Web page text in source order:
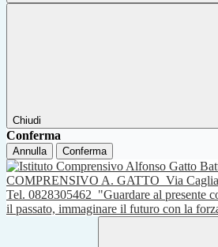
Chiudi
Conferma
Annulla Conferma
COMPRENSIVO A. GATTO Via
Tel. 0828305462 "Guardare al presente
il passato, immaginare il futuro con la